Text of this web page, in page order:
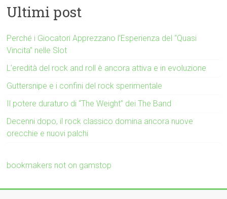
Ultimi post
Perché i Giocatori Apprezzano l’Esperienza del “Quasi
Vincita” nelle Slot
L’eredità del rock and roll è ancora attiva e in evoluzione
Guttersnipe e i confini del rock sperimentale
Il potere duraturo di “The Weight” dei The Band
Decenni dopo, il rock classico domina ancora nuove
orecchie e nuovi palchi
bookmakers not on gamstop